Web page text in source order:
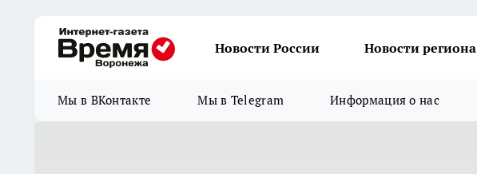
Новости России Новости региона
Мы в ВКонтакте Мы в Telegram Информация о нас